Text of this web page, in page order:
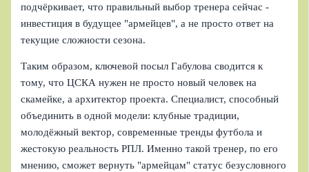
подчёркивает, что правильный выбор тренера сейчас -
инвестиция в будущее "армейцев", а не просто ответ на
текущие сложности сезона.
Таким образом, ключевой посыл Габулова сводится к
тому, что ЦСКА нужен не просто новый человек на
скамейке, а архитектор проекта. Специалист, способный
объединить в одной модели: клубные традиции,
молодёжный вектор, современные тренды футбола и
жестокую реальность РПЛ. Именно такой тренер, по его
мнению, сможет вернуть "армейцам" статус безусловного